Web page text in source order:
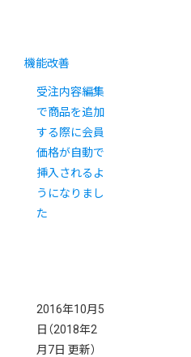
機能改善
受注内容編集
で商品を追加
する際に会員
価格が自動で
挿入されるよ
うになりまし
た
2016年10月5
日 （2018年2
月7日 更新）